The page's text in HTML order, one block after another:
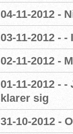
04-11-2012 -
03-11-2012 -
02-11-2012 -
01-11-2012 -
klarer sig
31-10-2012 -